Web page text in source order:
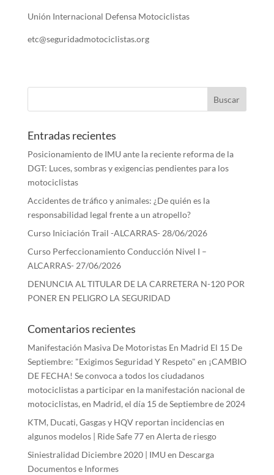
Unión Internacional Defensa Motociclistas
etc@seguridadmotociclistas.org
Entradas recientes
Posicionamiento de IMU ante la reciente reforma de la
DGT: Luces, sombras y exigencias pendientes para los
motociclistas
Accidentes de tráfico y animales: ¿De quién es la
responsabilidad legal frente a un atropello?
Curso Iniciación Trail -ALCARRAS- 28/06/2026
Curso Perfeccionamiento Conducción Nivel I –
ALCARRAS- 27/06/2026
DENUNCIA AL TITULAR DE LA CARRETERA N-120 POR
PONER EN PELIGRO LA SEGURIDAD
Comentarios recientes
Manifestación Masiva De Motoristas En Madrid El 15 De
Septiembre: "Exigimos Seguridad Y Respeto" en ¡CAMBIO
DE FECHA! Se convoca a todos los ciudadanos
motociclistas a participar en la manifestación nacional de
motociclistas, en Madrid, el día 15 de Septiembre de 2024
KTM, Ducati, Gasgas y HQV reportan incidencias en
algunos modelos | Ride Safe 77en Alerta de riesgo
Siniestralidad Diciembre 2020 | IMU en Descarga
Documentos e Informes